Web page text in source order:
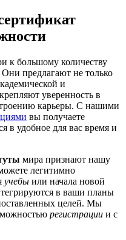
к большому количеству
предлагают не только
и
уверенность в
карьеры. С нашими
вы получаете
в удобное для вас время и
мира признают нашу
легитимно
учебы или начала новой
в ваши планы
целей. Мы
регистрации и с